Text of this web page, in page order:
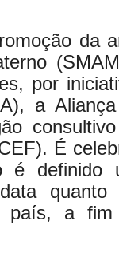
da
por
a
É
é definido
país, a